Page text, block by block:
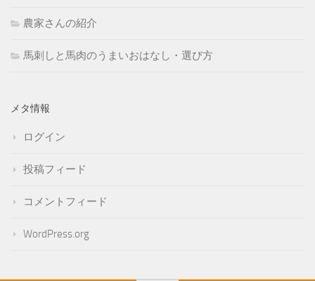
農家さんの紹介
馬刺しと馬肉のうまいおはなし・選び方
メタ情報
ログイン
投稿フィード
コメントフィード
WordPress.org